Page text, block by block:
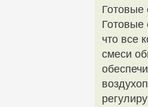
Готовые
Готовые
что все
смеси